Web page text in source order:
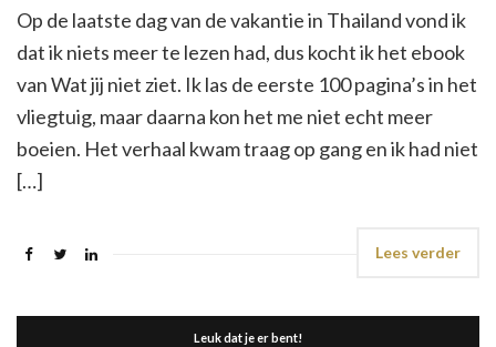
Op de laatste dag van de vakantie in Thailand vond ik
dat ik niets meer te lezen had, dus kocht ik het ebook
van Wat jij niet ziet. Ik las de eerste 100 pagina’s in het
vliegtuig, maar daarna kon het me niet echt meer
boeien. Het verhaal kwam traag op gang en ik had niet
[…]
Lees verder
Leuk dat je er bent!